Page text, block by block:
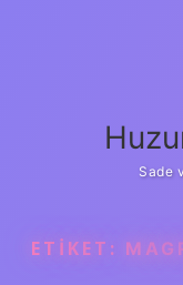
Sade
ETIKET: